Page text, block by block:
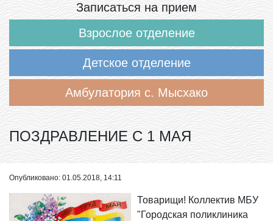
Записаться на прием
Взрослое отделение
Детское отделение
Амбулатория с. Мысхако
ПОЗДРАВЛЕНИЕ С 1 МАЯ
Опубликовано: 01.05.2018, 14:11
Товарищи! Коллектив МБУ
"Городская поликлиника